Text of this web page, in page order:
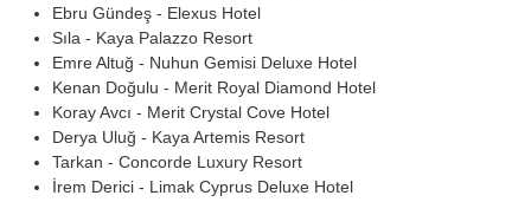
Ebru Gündeş - Elexus Hotel
Sıla - Kaya Palazzo Resort
Emre Altuğ - Nuhun Gemisi Deluxe Hotel
Kenan Doğulu - Merit Royal Diamond Hotel
Koray Avcı - Merit Crystal Cove Hotel
Derya Uluğ - Kaya Artemis Resort
Tarkan - Concorde Luxury Resort
İrem Derici - Limak Cyprus Deluxe Hotel